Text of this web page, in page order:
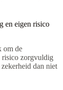
en eigen risico
om de
risico zorgvuldig
dan niet